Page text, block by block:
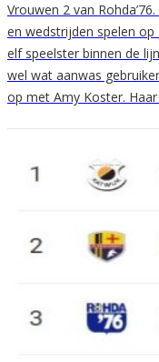
Vrouwen 2 van
en wedstrijden spelen
elf speelster binnen de
wel wat aanwas
op met Amy Koster.